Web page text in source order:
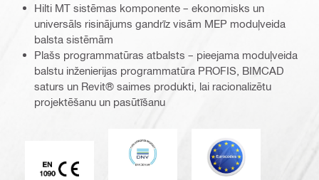
Hilti MT sistēmas komponente – ekonomisks un
universāls risinājums gandrīz visām MEP moduļveida
balsta sistēmām
Plašs programmatūras atbalsts – pieejama moduļveida
balstu inženierijas programmatūra PROFIS, BIMCAD
saturs un Revit® saimes produkti, lai racionalizētu
projektēšanu un pasūtīšanu
CE EN 1090 marķējums
DNV Eurocode